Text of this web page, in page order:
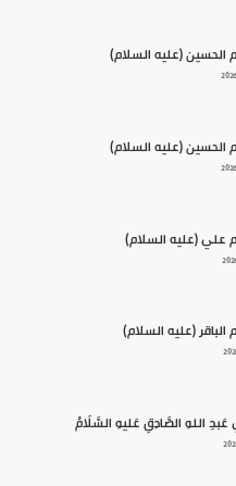
الحسين (عليه السلام)
الحسين (عليه السلام)
علي (عليه السلام)
(عليه السلام)
عَبدِ اللهِ الصَّادِقِ عَليهِ السَّلَامُ